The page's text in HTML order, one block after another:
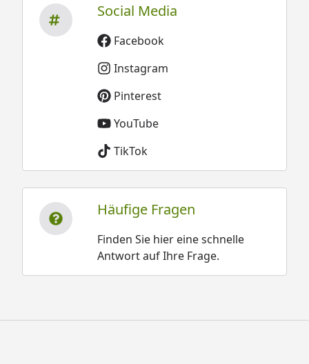
Social Media
Facebook
Instagram
Pinterest
YouTube
TikTok
Häufige Fragen
Finden Sie hier eine schnelle
Antwort auf Ihre Frage.